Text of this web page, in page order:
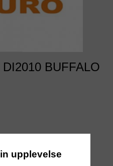
BUFFALO
upplevelse